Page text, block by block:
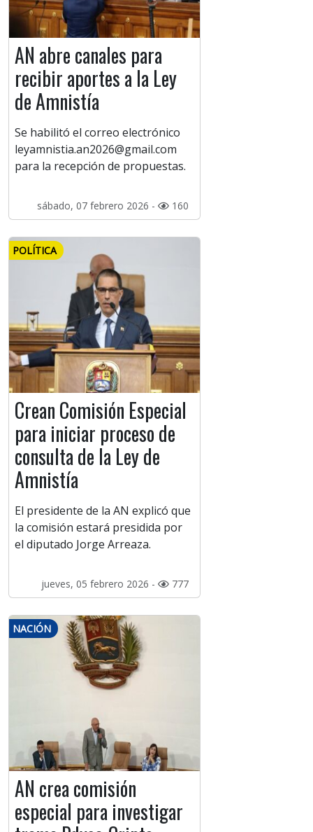
AN abre canales para
recibir aportes a la Ley
de Amnistía
Se habilitó el correo electrónico
leyamnistia.an2026@gmail.com
para la recepción de propuestas.
sábado, 07 febrero 2026 - 160
POLÍTICA
Crean Comisión Especial
para iniciar proceso de
consulta de la Ley de
Amnistía
El presidente de la AN explicó que
la comisión estará presidida por
el diputado Jorge Arreaza.
jueves, 05 febrero 2026 - 777
NACIÓN
AN crea comisión
especial para investigar